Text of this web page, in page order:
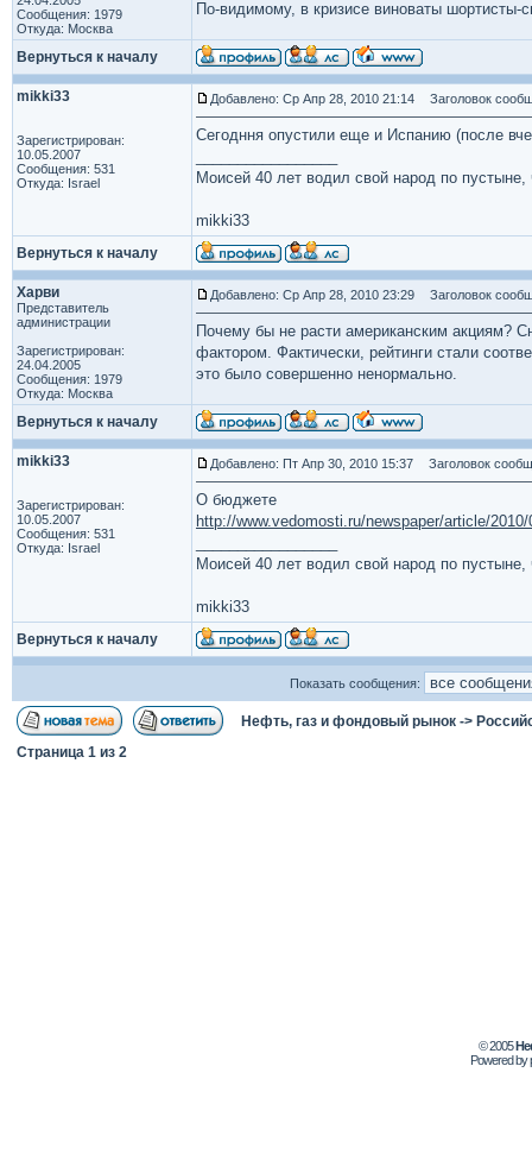
Сообщения: 1979
Откуда: Москва
По-видимому, в кризисе виноваты шортисты-
Вернуться к началу
mikki33
Зарегистрирован:
10.05.2007
Сообщения: 531
Откуда: Israel
Добавлено: Ср Апр 28, 2010 21:14 Заголовок
Сегодння опустили еще и Испанию (после
Моисей 40 лет водил свой народ по
mikki33
Вернуться к началу
Харви
Представитель
администрации
Зарегистрирован:
24.04.2005
Сообщения: 1979
Откуда: Москва
Добавлено: Ср Апр 28, 2010 23:29 Заголовок
Почему бы не расти американским акциям?
фактором. Фактически, рейтинги стали
это было совершенно ненормально.
Вернуться к началу
mikki33
Зарегистрирован:
10.05.2007
Сообщения: 531
Откуда: Israel
Добавлено: Пт Апр 30, 2010 15:37 Заголовок
О бюджете
http://www.vedomosti.ru/newspaper/article/
Моисей 40 лет водил свой народ по
mikki33
Вернуться к началу
Показать сообщения:
Нефть, газ и фондовый рынок ->
Страница 1 из 2
© 2005
Powered by